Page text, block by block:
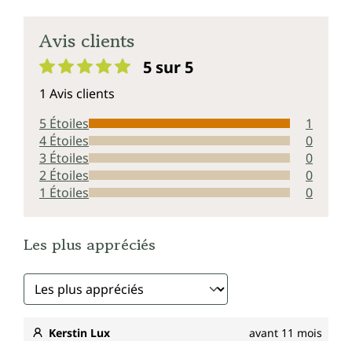
Avis clients
5 sur 5
1 Avis clients
5 Étoiles
1
4 Étoiles
0
3 Étoiles
0
2 Étoiles
0
1 Étoiles
0
Les plus appréciés
Kerstin Lux avant 11 mois